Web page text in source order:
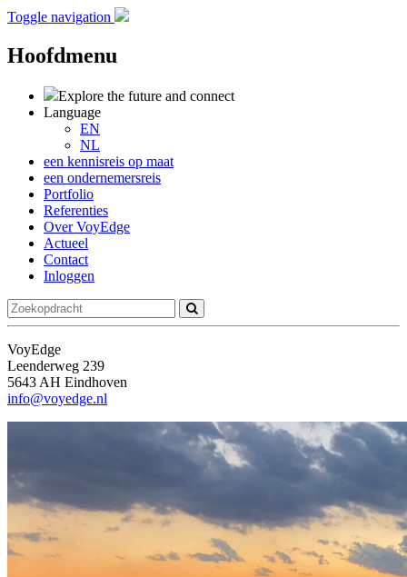
Toggle navigation
Hoofdmenu
Explore the future and connect
Language
EN
NL
een kennisreis op maat
een ondernemersreis
Portfolio
Referenties
Over VoyEdge
Actueel
Contact
Inloggen
VoyEdge
Leenderweg 239
5643 AH Eindhoven
info@voyedge.nl